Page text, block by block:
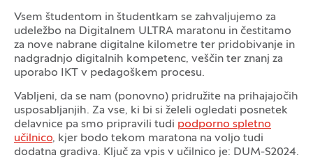
Vsem študentom in študentkam se zahvaljujemo za
udeležbo na Digitalnem ULTRA maratonu in čestitamo
za nove nabrane digitalne kilometre ter pridobivanje in
nadgradnjo digitalnih kompetenc, veščin ter znanj za
uporabo IKT v pedagoškem procesu.
Vabljeni, da se nam (ponovno) pridružite na prihajajočih
usposabljanjih. Za vse, ki bi si želeli ogledati posnetek
delavnice pa smo pripravili tudi podporno spletno
učilnico, kjer bodo tekom maratona na voljo tudi
dodatna gradiva. Ključ za vpis v učilnico je: DUM-S2024.